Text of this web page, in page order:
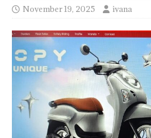
November 19, 2025 ivana